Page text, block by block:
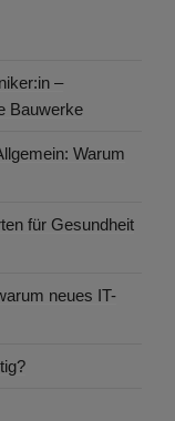
–
Bauwerke
Warum
für Gesundheit
neues IT-